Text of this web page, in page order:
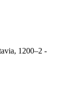
1200–2 -